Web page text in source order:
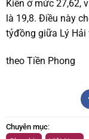
Kiên ở mức 27,62,
là 19,8. Điều này
tỷđồng giữa Lý Hải
theo Tiền Phong
Chuyên mục: